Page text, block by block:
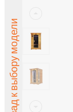
Назад к выбору модели